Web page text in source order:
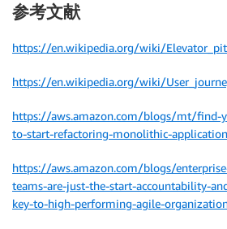
参考文献
https://en.wikipedia.org/wiki/
https://en.wikipedia.org/wiki/
https://aws.amazon.com/blogs/mt/find-
to-start-refactoring-monolithic-
https://aws.amazon.com/blogs/
teams-are-just-the-start-accountability-
key-to-high-performing-agile-